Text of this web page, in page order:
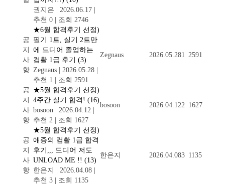
권지은 | 2026.06.17 |
추천 0 | 조회 2746
공
지
사
항
★6월 합격후기 선정)
필기 1트, 실기 2트만
에 드디어 졸업하는
컴활 1급 후기 (3)
Zegnaus | 2026.05.28 |
추천 1 | 조회 2591
Zegnaus 2026.05.281 2591
공
지
사
항
★5월 합격후기 선정)
4주간 실기 합격! (16)
bosoon | 2026.04.12 |
추천 2 | 조회 1627
bosoon 2026.04.122 1627
공
지
사
항
★5월 합격후기 선정)
애증의 컴활 1급 합격
후기,,, 드디어 저도
UNLOAD ME !! (13)
한은지 | 2026.04.08 |
추천 3 | 조회 1135
한은지 2026.04.083 1135